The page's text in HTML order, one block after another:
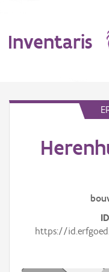
Inventaris
Erfgoedobject
ID
https://